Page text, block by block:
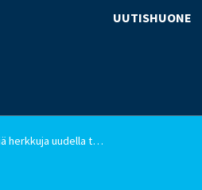
UUTISHUONE
Joulupöydässä perinteisiä herkkuja uudella twistillä – myynti kasvaa noin 20 %